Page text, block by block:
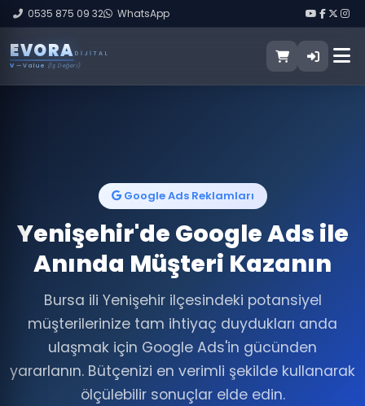
0535 875 09 32 WhatsApp
EVORA DIJITAL
V — Value (İş Değeri)
Google Ads Reklamları
Yenişehir'de Google Ads ile
Anında Müşteri Kazanın
Bursa ili Yenişehir ilçesindeki potansiyel
müşterilerinize tam ihtiyaç duydukları anda
ulaşmak için Google Ads'in gücünden
yararlanın. Bütçenizi en verimli şekilde kullanarak
ölçülebilir sonuçlar elde edin.